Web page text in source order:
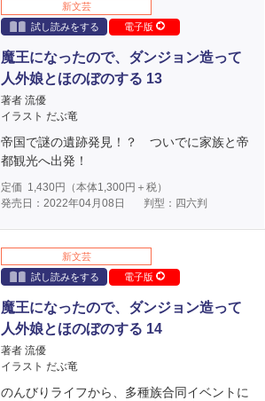
新文芸
試し読みをする
電子版
魔王になったので、ダンジョン造って
人外娘とほのぼのする 13
著者 流優
イラスト だぶ竜
帝国で謎の遺跡発見！？ ついでに家族と帝
都観光へ出発！
定価 1,430円（本体1,300円＋税）
発売日：2022年04月08日
判型：四六判
新文芸
試し読みをする
電子版
魔王になったので、ダンジョン造って
人外娘とほのぼのする 14
著者 流優
イラスト だぶ竜
のんびりライフから、多種族合同イベントに